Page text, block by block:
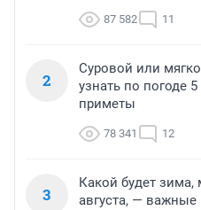
87 582 11
2
Суровой или
узнать по погоде
приметы
78 341 12
3
Какой будет зима,
августа, —